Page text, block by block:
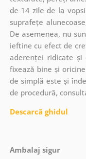
de 14 zile de la
suprafețe
De asemenea, nu
ieftine cu efect de
aderenței ridicate și
fixează bine și
de simplă este și
de procedură,
Descarcă ghidul
Ambalaj sigur